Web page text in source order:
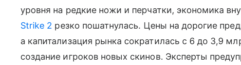
уровня на редкие ножи и перчатки, экономика
Strike 2 резко пошатнулась. Цены на дорогие
а капитализация рынка сократилась с 6 до 3,9
создание игроков новых скинов. Эксперты